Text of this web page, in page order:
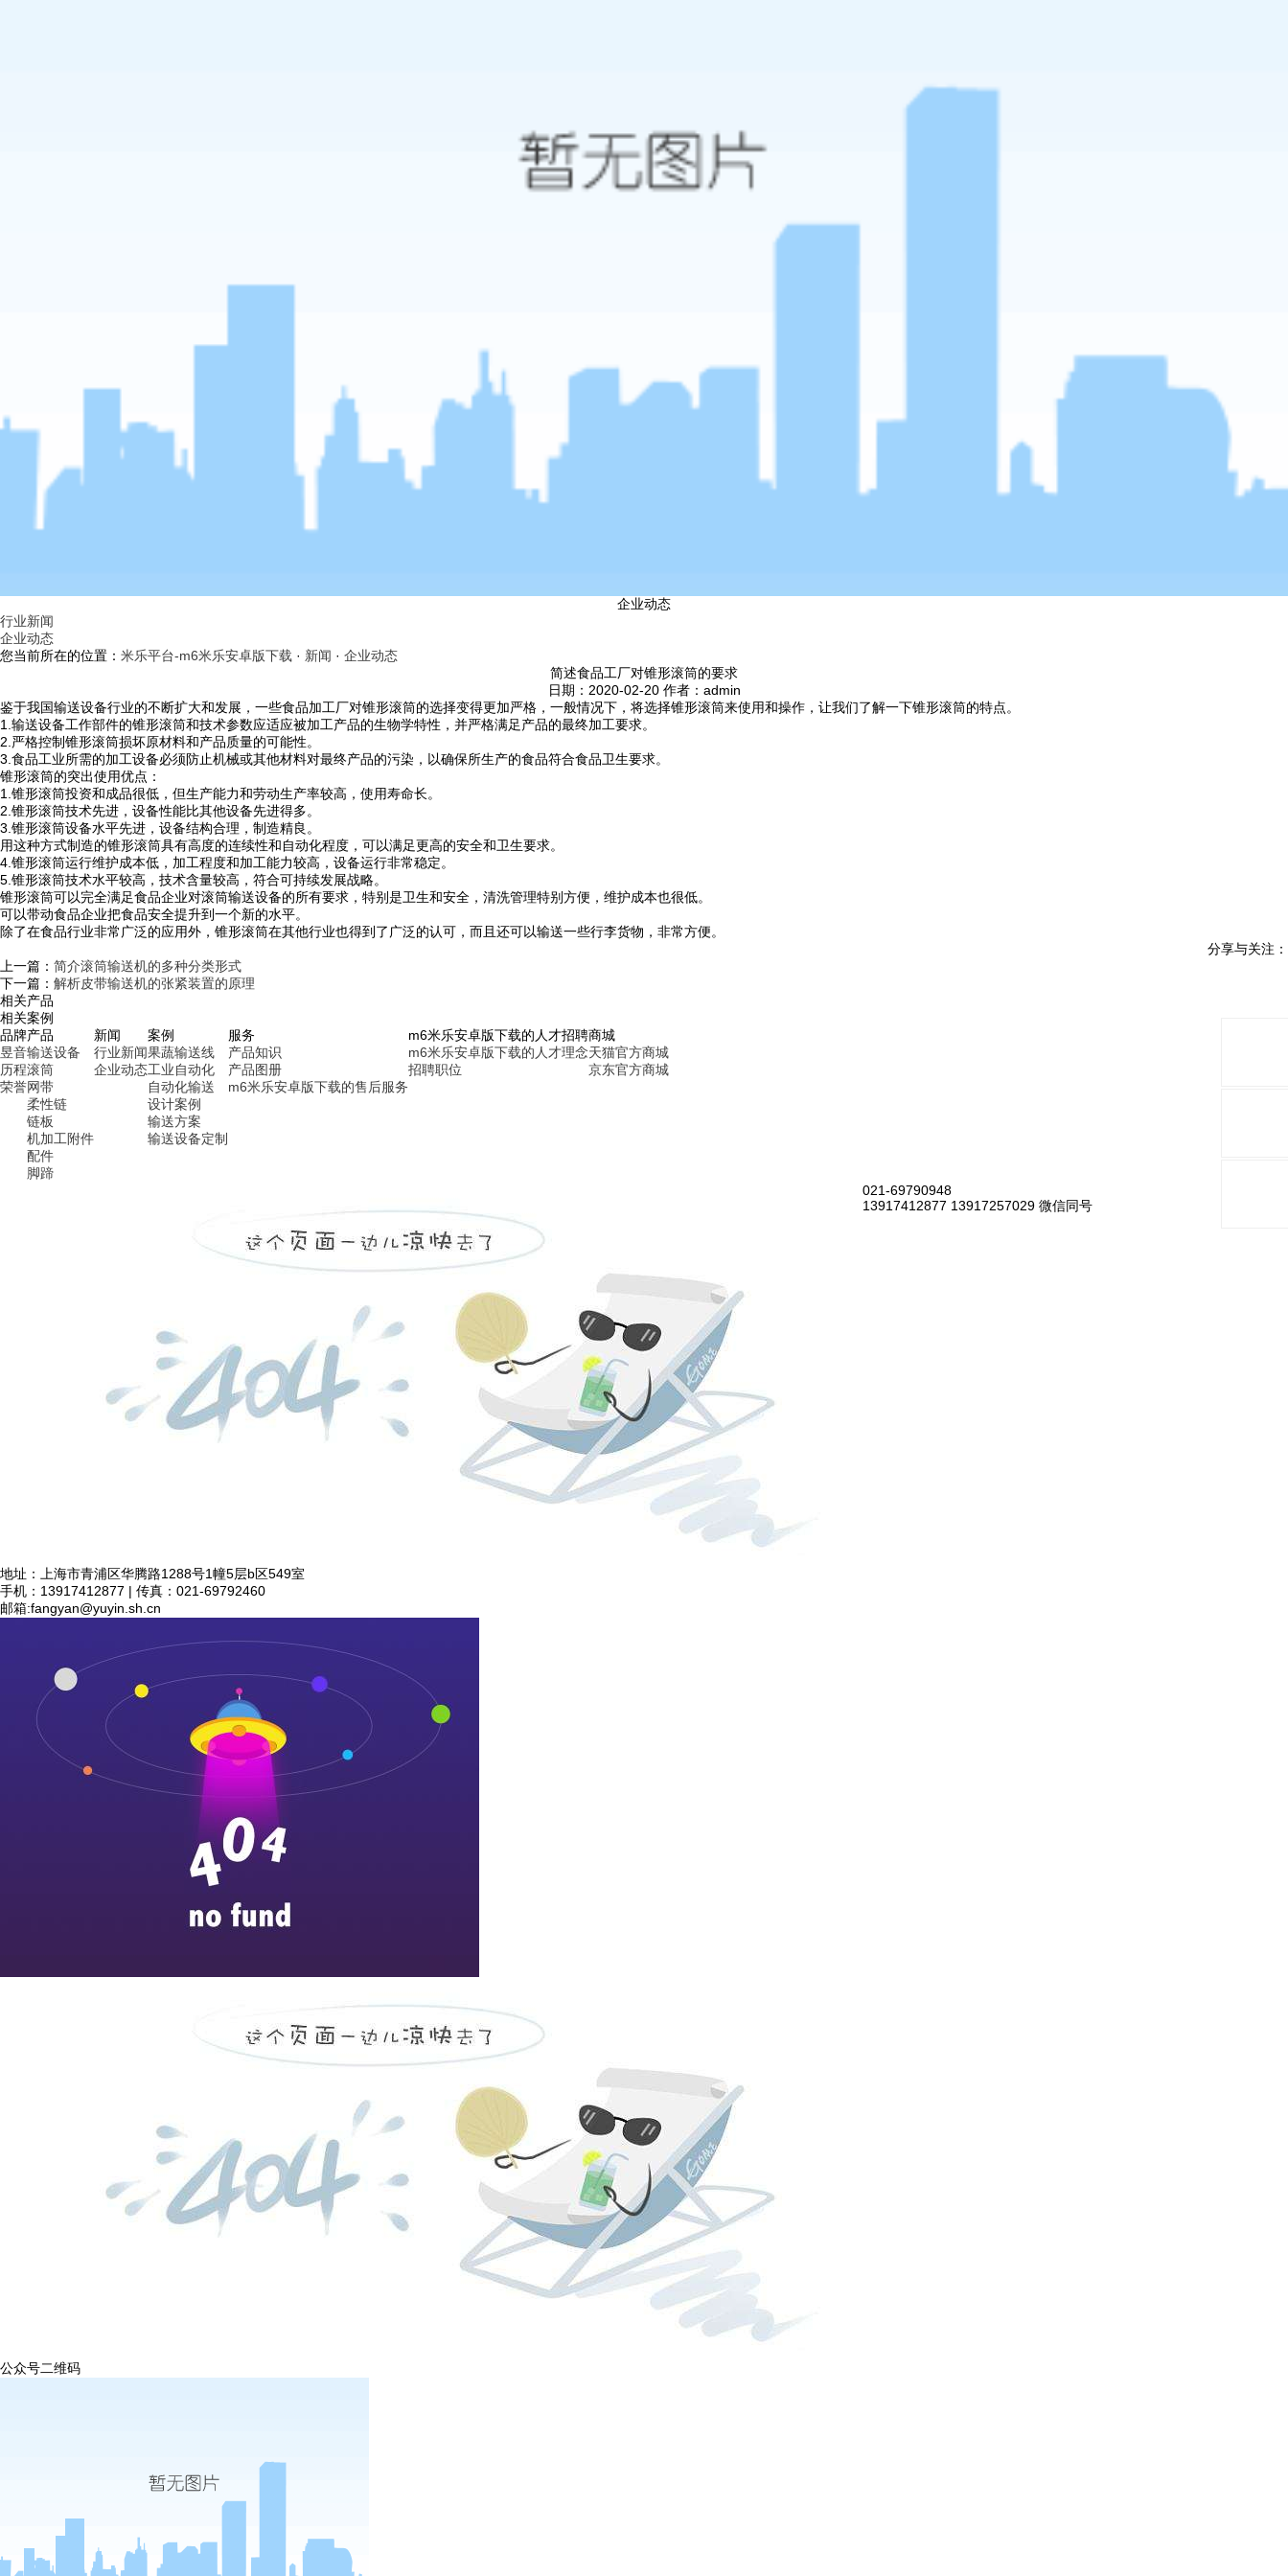
企业动态
行业新闻
企业动态
您当前所在的位置： 米乐平台-m6米乐安卓版下载 · 新闻 · 企业动态
简述食品工厂对锥形滚筒的要求
日期：2020-02-20 作者：admin
鉴于我国输送设备行业的不断扩大和发展，一些食品加工厂对锥形滚筒的选择变得更加严格，一般情况下，将选择锥形滚筒来使用和操作，让我们了解一下锥形滚筒的特点。
1.输送设备工作部件的锥形滚筒和技术参数应适应被加工产品的生物学特性，并严格满足产品的最终加工要求。
2.严格控制锥形滚筒损坏原材料和产品质量的可能性。
3.食品工业所需的加工设备必须防止机械或其他材料对最终产品的污染，以确保所生产的食品符合食品卫生要求。
锥形滚筒的突出使用优点：
1.锥形滚筒投资和成品很低，但生产能力和劳动生产率较高，使用寿命长。
2.锥形滚筒技术先进，设备性能比其他设备先进得多。
3.锥形滚筒设备水平先进，设备结构合理，制造精良。
用这种方式制造的锥形滚筒具有高度的连续性和自动化程度，可以满足更高的安全和卫生要求。
4.锥形滚筒运行维护成本低，加工程度和加工能力较高，设备运行非常稳定。
5.锥形滚筒技术水平较高，技术含量较高，符合可持续发展战略。
锥形滚筒可以完全满足食品企业对滚筒输送设备的所有要求，特别是卫生和安全，清洗管理特别方便，维护成本也很低。
可以带动食品企业把食品安全提升到一个新的水平。
除了在食品行业非常广泛的应用外，锥形滚筒在其他行业也得到了广泛的认可，而且还可以输送一些行李货物，非常方便。
分享与关注：
上一篇： 简介滚筒输送机的多种分类形式
下一篇： 解析皮带输送机的张紧装置的原理
相关产品
相关案例
品牌
昱音
历程
荣誉
产品
输送设备
滚筒
网带
柔性链
链板
机加工附件
配件
脚蹄
新闻
行业新闻
企业动态
案例
果蔬输送线
工业自动化
自动化输送
设计案例
输送方案
输送设备定制
服务
产品知识
产品图册
m6米乐安卓版下载的售后服务
m6米乐安卓版下载的人才招聘
m6米乐安卓版下载的人才理念
招聘职位
商城
天猫官方商城
京东官方商城
021-69790948
13917412877 13917257029 微信同号
地址：上海市青浦区华腾路1288号1幢5层b区549室
手机：13917412877 | 传真：021-69792460
邮箱:fangyan@yuyin.sh.cn
公众号二维码